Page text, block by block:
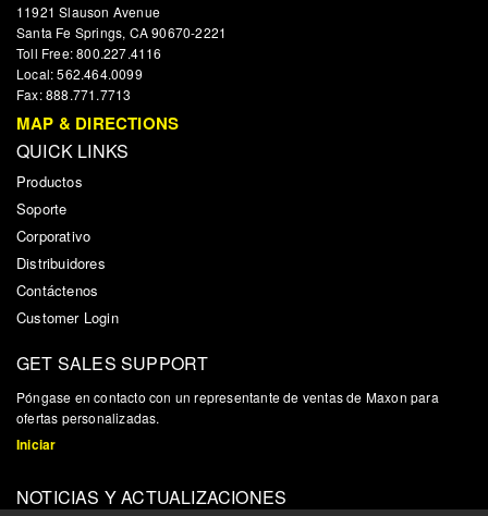
11921 Slauson Avenue
Santa Fe Springs, CA 90670-2221
Toll Free: 800.227.4116
Local: 562.464.0099
Fax: 888.771.7713
MAP & DIRECTIONS
QUICK LINKS
Productos
Soporte
Corporativo
Distribuidores
Contáctenos
Customer Login
GET SALES SUPPORT
Póngase en contacto con un representante de ventas de Maxon para
ofertas personalizadas.
Iniciar
NOTICIAS Y ACTUALIZACIONES